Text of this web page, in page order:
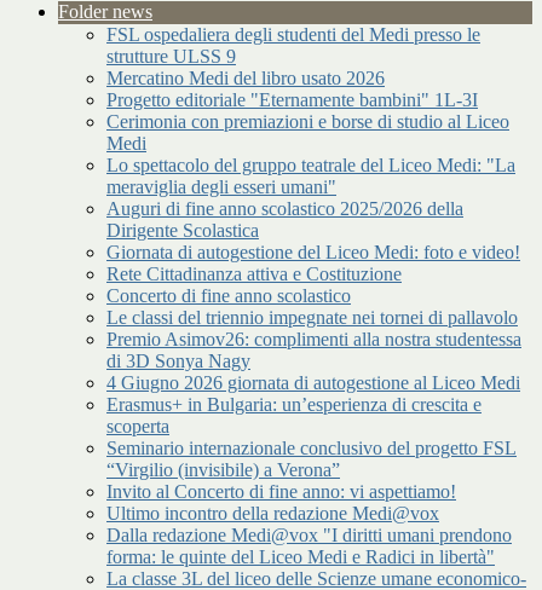
Folder news
FSL ospedaliera degli studenti del Medi presso le
strutture ULSS 9
Mercatino Medi del libro usato 2026
Progetto editoriale "Eternamente bambini" 1L-3I
Cerimonia con premiazioni e borse di studio al Liceo
Medi
Lo spettacolo del gruppo teatrale del Liceo Medi: "La
meraviglia degli esseri umani"
Auguri di fine anno scolastico 2025/2026 della
Dirigente Scolastica
Giornata di autogestione del Liceo Medi: foto e video!
Rete Cittadinanza attiva e Costituzione
Concerto di fine anno scolastico
Le classi del triennio impegnate nei tornei di pallavolo
Premio Asimov26: complimenti alla nostra studentessa
di 3D Sonya Nagy
4 Giugno 2026 giornata di autogestione al Liceo Medi
Erasmus+ in Bulgaria: un’esperienza di crescita e
scoperta
Seminario internazionale conclusivo del progetto FSL
“Virgilio (invisibile) a Verona”
Invito al Concerto di fine anno: vi aspettiamo!
Ultimo incontro della redazione Medi@vox
Dalla redazione Medi@vox "I diritti umani prendono
forma: le quinte del Liceo Medi e Radici in libertà"
La classe 3L del liceo delle Scienze umane economico-